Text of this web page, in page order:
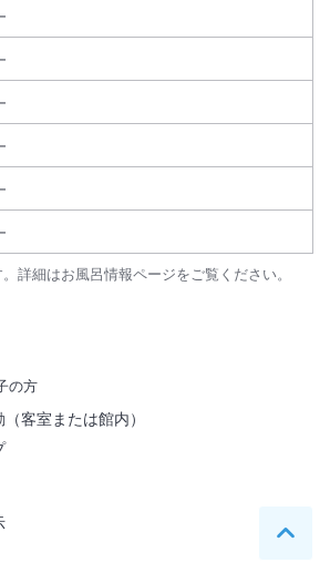
詳細はお風呂情報ページをご覧ください。
の方
客室または館内）
ペー